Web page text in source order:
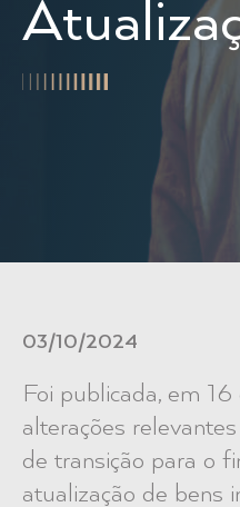
03/10/2024
Foi publicada, em
alterações
de transição para o
atualização de bens